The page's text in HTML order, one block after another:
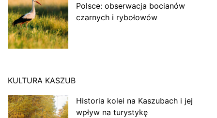
Polsce: obserwacja bocianów
czarnych i rybołowów
KULTURA KASZUB
Historia kolei na Kaszubach i jej
wpływ na turystykę